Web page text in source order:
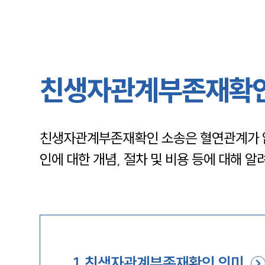
친생자관계부존재확
친생자관계부존재확인 소송은 혈연관계
인에 대한 개념, 절차 및 비용 등에 대해 알